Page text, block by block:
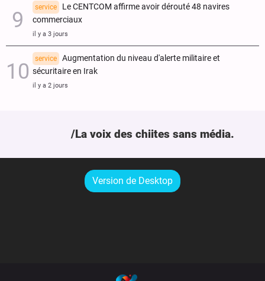
service
Le CENTCOM affirme avoir dérouté 48 navires
commerciaux
il y a 3 jours
service
Augmentation du niveau d'alerte militaire et
sécuritaire en Irak
il y a 2 jours
La voix des chiites sans média.
Version de Desktop